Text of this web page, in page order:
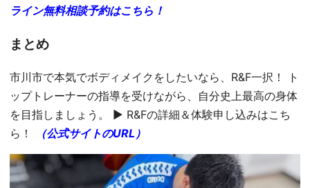
ライン無料相談予約はこちら！
まとめ
市川市で本気でボディメイクをしたいなら、R&F一択！ ト
ップトレーナーの指導を受けながら、自分史上最高の身体
を目指しましょう。 ▶ R&Fの詳細＆体験申し込みはこち
ら！
（公式サイトのURL）